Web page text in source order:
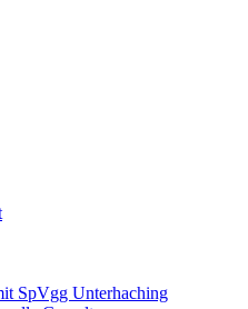
SpVgg Unterhaching